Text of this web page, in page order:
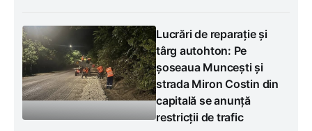
Lucrări de reparație și
târg autohton: Pe
șoseaua Muncești și
strada Miron Costin din
capitală se anunță
restricții de trafic